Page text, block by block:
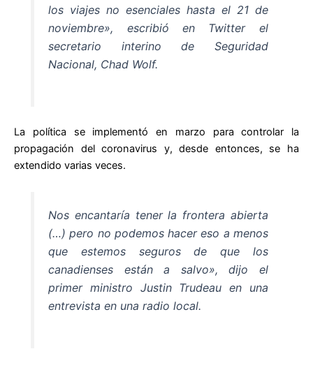
los viajes no esenciales hasta el 21 de
noviembre», escribió en Twitter el
secretario interino de Seguridad
Nacional, Chad Wolf.
La política se implementó en marzo para controlar la
propagación del coronavirus y, desde entonces, se ha
extendido varias veces.
Nos encantaría tener la frontera abierta
(…) pero no podemos hacer eso a menos
que estemos seguros de que los
canadienses están a salvo», dijo el
primer ministro Justin Trudeau en una
entrevista en una radio local.